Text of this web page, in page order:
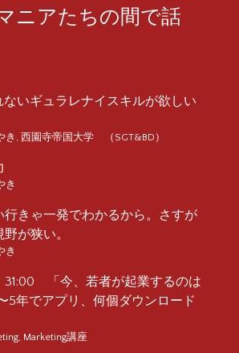
ニアたちの間で話
いギュラレナイスキルが欲しい
き , 西園寺帝国大学 （SGT&BD）
き
行きゃ一発でわかるから。さすが
が狭い。
き
「今、若者が起業するのは
5年でアプリ、何個ダウンロード
, Marketing講座